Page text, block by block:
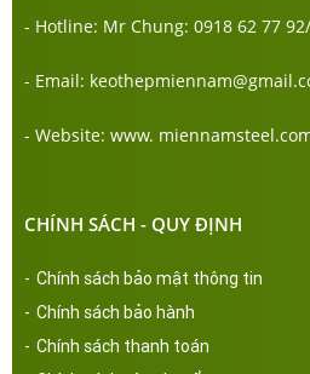
- Hotline: Mr Chung: 0918 62 77
- Email:
- Website: www.
CHÍNH SÁCH - QUY ĐỊNH
- Chính sách bảo mật thông tin
- Chính sách bảo hành
- Chính sách thanh toán